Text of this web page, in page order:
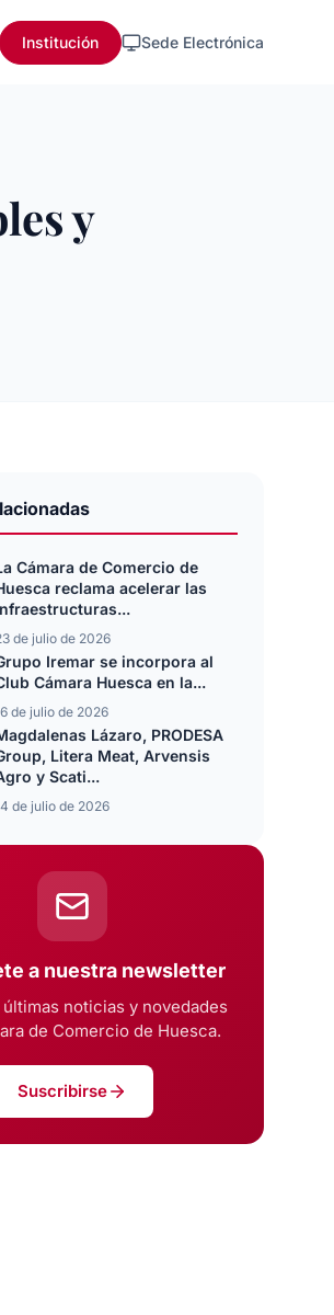
Institución Sede Electrónica
y
Cámara de Comercio de
reclama acelerar las
de julio de 2026
Iremar se incorpora al
Cámara Huesca en la...
de julio de 2026
Lázaro, PRODESA
Litera Meat, Arvensis
y Scati...
de julio de 2026
a nuestra newsletter
noticias y novedades
de Comercio de Huesca.
Suscribirse